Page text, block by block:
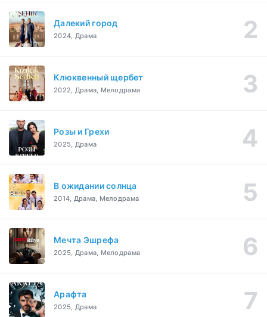
Далекий город
2024, Драма
Клюквенный щербет
2022, Драма, Мелодрама
Розы и Грехи
2025, Драма
В ожидании солнца
2014, Драма, Мелодрама
Мечта Эшрефа
2025, Драма, Мелодрама
Арафта
2025, Драма